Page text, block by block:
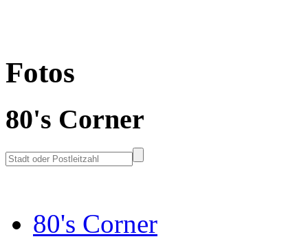
Fotos
80's Corner
80's Corner